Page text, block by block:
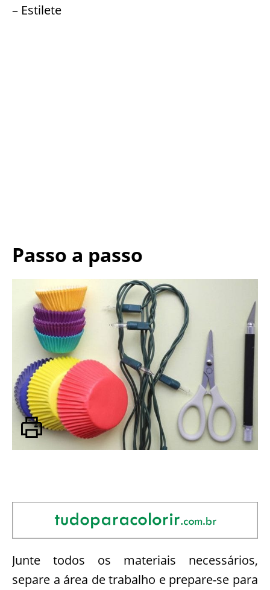
– Estilete
Passo a passo
Junte todos os materiais necessários,
separe a área de trabalho e prepare-se para